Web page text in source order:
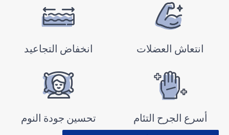
انتعاش العضلات انخفاض التجاعيد
أسرع الجرح التئام تحسين جودة النوم